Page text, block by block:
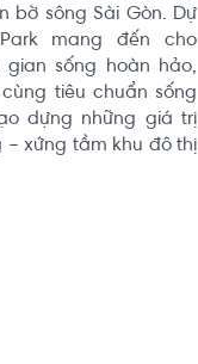
bờ sông Sài Gòn. Dự
mang đến cho
sống hoàn hảo,
tiêu chuẩn sống
dựng những giá trị
xứng tầm khu đô thị